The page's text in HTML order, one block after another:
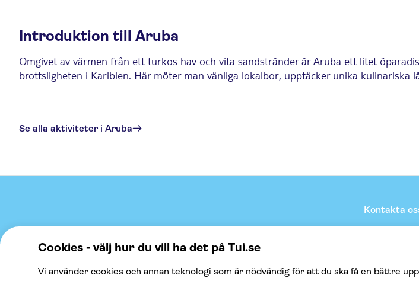
Introduktion till Aruba
Omgivet av värmen från ett turkos hav och vita sandstränder är Aruba ett litet
brottsligheten i Karibien. Här möter man vänliga lokalbor, upptäcker unika
Se alla aktiviteter i Aruba
Kontakta
Företag Våra tips